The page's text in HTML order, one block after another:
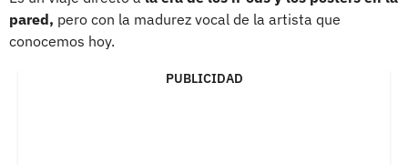
pared, pero con la madurez vocal de la artista que
conocemos hoy.
PUBLICIDAD